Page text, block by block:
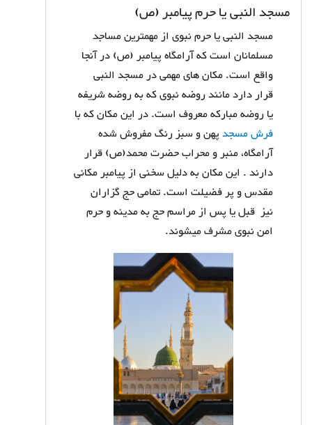
مسجد النبی یا حرم پیامبر (ص)
مسجد النبی یا حرم نبوی از مهمترین مساجد
مسلمانان است که آرامگاه پیامبر (ص) در آنجا
واقع است. مکان های مهمی در مسجد النبی
قرار دارد مانند روضه نبوی که به روضه شریفه
یا روضه مبارکه معروف است. در این مکان که با
فرش مسجدپهن و سبز رنگ مفروش شده
آرامگاه، منبر و محراب حضرت محمد(ص) قرار
دارند . این مکان به دلیل سخنی از پیامبر مکانی
مقدس و پر فضیلت است. تمامی حج گزاران
نیز قبل یا پس از مراسم حج به مدینه و حرم
امن نبوی مشرف میشوند.